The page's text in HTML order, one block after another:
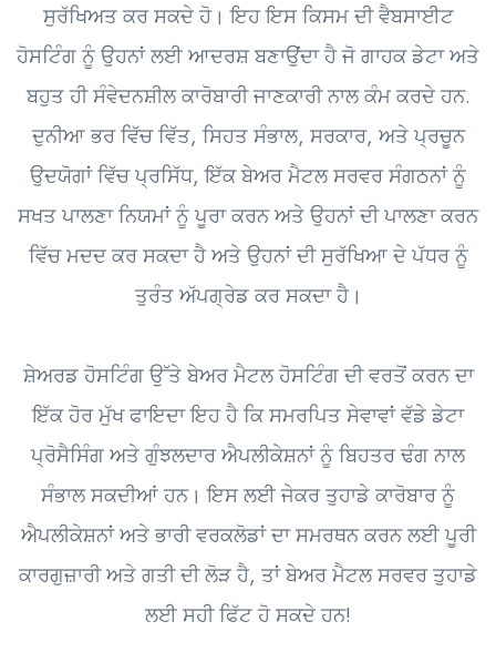
ਸੁਰੱਖਿਅਤ ਕਰ ਸਕਦੇ ਹੋ। ਇਹ ਇਸ ਕਿਸਮ ਦੀ ਵੈਬਸਾਈਟ
ਹੋਸਟਿੰਗ ਨੂੰ ਉਹਨਾਂ ਲਈ ਆਦਰਸ਼ ਬਣਾਉਂਦਾ ਹੈ ਜੋ ਗਾਹਕ ਡੇਟਾ ਅਤੇ
ਬਹੁਤ ਹੀ ਸੰਵੇਦਨਸ਼ੀਲ ਕਾਰੋਬਾਰੀ ਜਾਣਕਾਰੀ ਨਾਲ ਕੰਮ ਕਰਦੇ ਹਨ.
ਦੁਨੀਆ ਭਰ ਵਿੱਚ ਵਿੱਤ, ਸਿਹਤ ਸੰਭਾਲ, ਸਰਕਾਰ, ਅਤੇ ਪ੍ਰਚੂਨ
ਉਦਯੋਗਾਂ ਵਿੱਚ ਪ੍ਰਸਿੱਧ, ਇੱਕ ਬੇਅਰ ਮੈਟਲ ਸਰਵਰ ਸੰਗਠਨਾਂ ਨੂੰ
ਸਖਤ ਪਾਲਣਾ ਨਿਯਮਾਂ ਨੂੰ ਪੂਰਾ ਕਰਨ ਅਤੇ ਉਹਨਾਂ ਦੀ ਪਾਲਣਾ ਕਰਨ
ਵਿੱਚ ਮਦਦ ਕਰ ਸਕਦਾ ਹੈ ਅਤੇ ਉਹਨਾਂ ਦੀ ਸੁਰੱਖਿਆ ਦੇ ਪੱਧਰ ਨੂੰ
ਤੁਰੰਤ ਅੱਪਗ੍ਰੇਡ ਕਰ ਸਕਦਾ ਹੈ।
ਸ਼ੇਅਰਡ ਹੋਸਟਿੰਗ ਉੱਤੇ ਬੇਅਰ ਮੈਟਲ ਹੋਸਟਿੰਗ ਦੀ ਵਰਤੋਂ ਕਰਨ ਦਾ
ਇੱਕ ਹੋਰ ਮੁੱਖ ਫਾਇਦਾ ਇਹ ਹੈ ਕਿ ਸਮਰਪਿਤ ਸੇਵਾਵਾਂ ਵੱਡੇ ਡੇਟਾ
ਪ੍ਰੋਸੈਸਿੰਗ ਅਤੇ ਗੁੰਝਲਦਾਰ ਐਪਲੀਕੇਸ਼ਨਾਂ ਨੂੰ ਬਿਹਤਰ ਢੰਗ ਨਾਲ
ਸੰਭਾਲ ਸਕਦੀਆਂ ਹਨ। ਇਸ ਲਈ ਜੇਕਰ ਤੁਹਾਡੇ ਕਾਰੋਬਾਰ ਨੂੰ
ਐਪਲੀਕੇਸ਼ਨਾਂ ਅਤੇ ਭਾਰੀ ਵਰਕਲੋਡਾਂ ਦਾ ਸਮਰਥਨ ਕਰਨ ਲਈ ਪੂਰੀ
ਕਾਰਗੁਜ਼ਾਰੀ ਅਤੇ ਗਤੀ ਦੀ ਲੋੜ ਹੈ, ਤਾਂ ਬੇਅਰ ਮੈਟਲ ਸਰਵਰ ਤੁਹਾਡੇ
ਲਈ ਸਹੀ ਫਿੱਟ ਹੋ ਸਕਦੇ ਹਨ!